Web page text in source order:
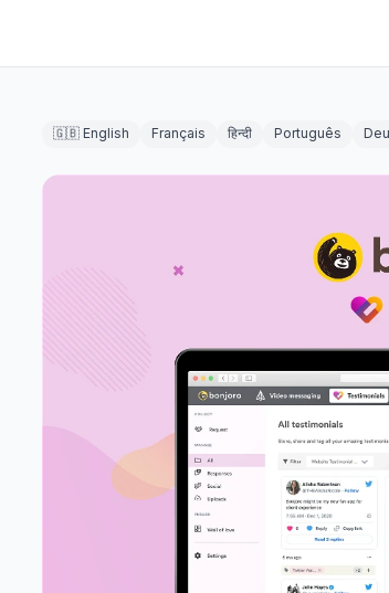
🇬🇧 English Français हिन्दी Português